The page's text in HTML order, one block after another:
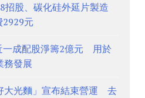
招股、碳化硅外延片製造
元
一成配股淨籌2億元 用於
務發展
大光麵」宣布結束營運 去